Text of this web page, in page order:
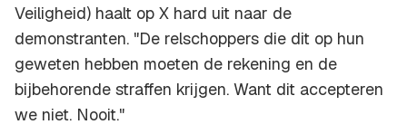
Veiligheid) haalt op X hard uit naar de
demonstranten. "De relschoppers die dit op hun
geweten hebben moeten de rekening en de
bijbehorende straffen krijgen. Want dit accepteren
we niet. Nooit."